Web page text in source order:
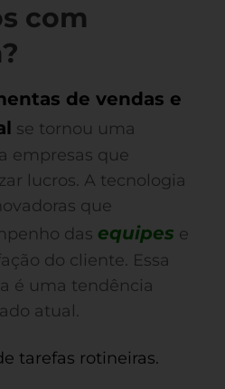
com
de vendas e
se tornou uma
empresas que
lucros. A tecnologia
que
das equipes e
do cliente. Essa
é uma tendência
atual.
tarefas rotineiras.